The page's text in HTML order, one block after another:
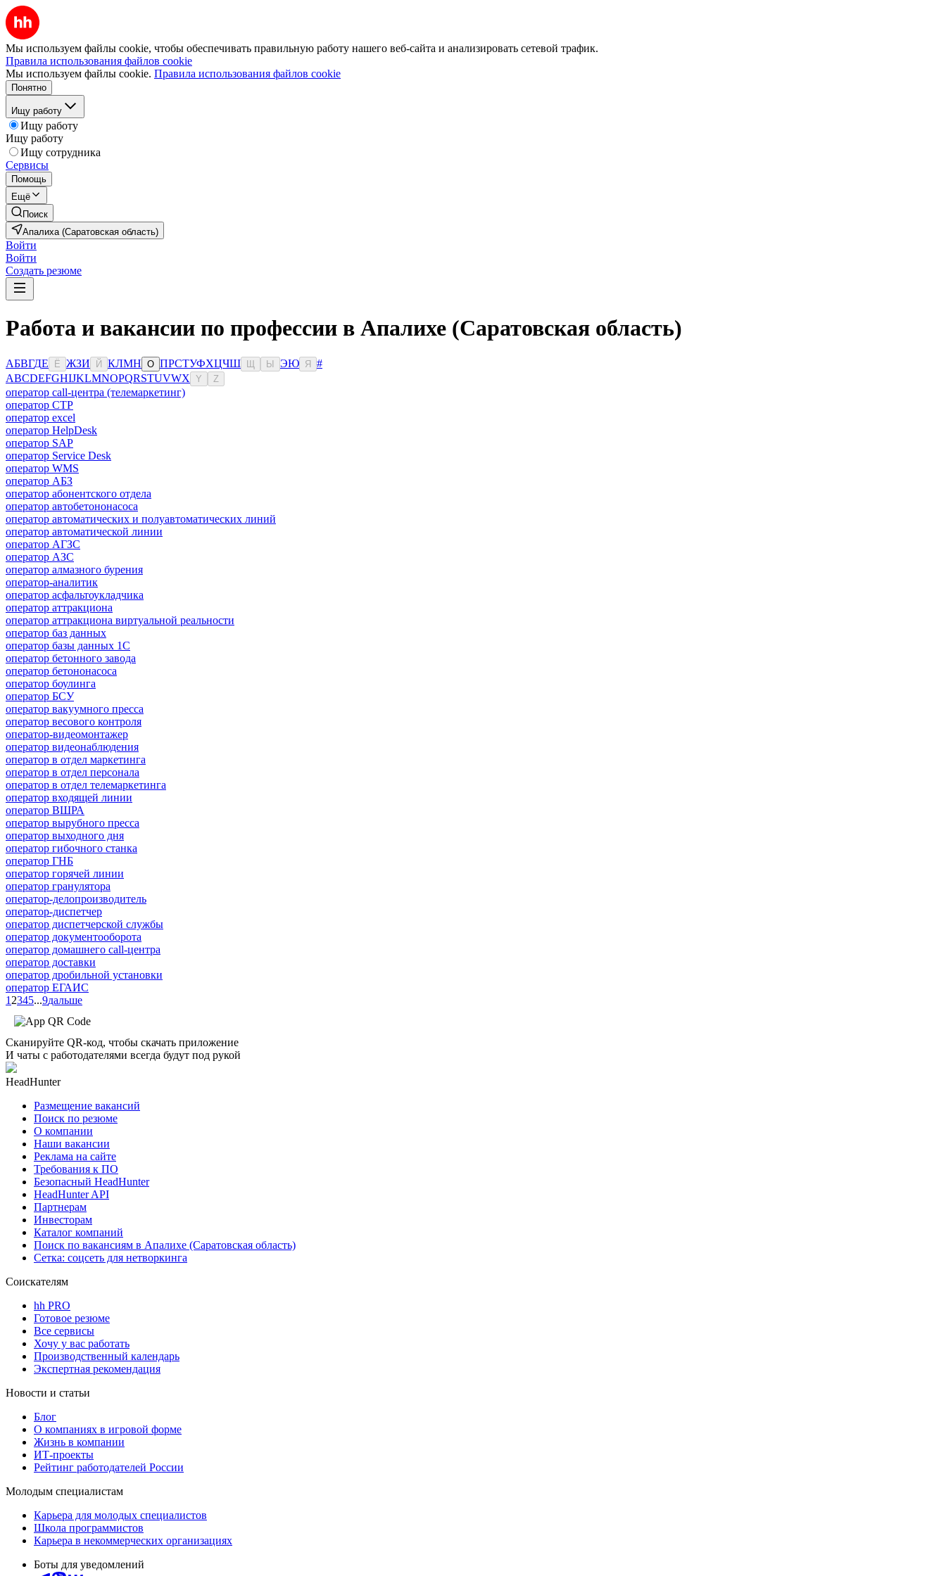
Мы используем файлы cookie, чтобы обеспечивать правильную работу нашего веб-сайта и анализировать сетевой трафик.
Правила использования файлов cookie
Мы используем файлы cookie. Правила использования файлов cookie
Понятно
Ищу работу
Ищу работу
Ищу работу
Ищу сотрудника
Сервисы
Помощь
Ещё
Поиск
Апалиха (Саратовская область)
Войти
Войти
Создать резюме
Работа и вакансии по профессии в Апалихе (Саратовская область)
АБВГДЕ Ё ЖЗИ Й КЛМН О ПРСТУФХЦЧШ Ы ЭЮ Я
#
ABCDEFGHIJKLMNOPQRSTUVWX Y Z
оператор call-центра (телемаркетинг)
оператор CTP
оператор excel
оператор HelpDesk
оператор SAP
оператор Service Desk
оператор WMS
оператор АБЗ
оператор абонентского отдела
оператор автобетононасоса
оператор автоматических и полуавтоматических линий
оператор автоматической линии
оператор АГЗС
оператор АЗС
оператор алмазного бурения
оператор-аналитик
оператор асфальтоукладчика
оператор аттракциона
оператор аттракциона виртуальной реальности
оператор баз данных
оператор базы данных 1С
оператор бетонного завода
оператор бетононасоса
оператор боулинга
оператор БСУ
оператор вакуумного пресса
оператор весового контроля
оператор-видеомонтажер
оператор видеонаблюдения
оператор в отдел маркетинга
оператор в отдел персонала
оператор в отдел телемаркетинга
оператор входящей линии
оператор ВШРА
оператор вырубного пресса
оператор выходного дня
оператор гибочного станка
оператор ГНБ
оператор горячей линии
оператор гранулятора
оператор-делопроизводитель
оператор-диспетчер
оператор диспетчерской службы
оператор документооборота
оператор домашнего call-центра
оператор доставки
оператор дробильной установки
оператор ЕГАИС
1 2345...9дальше
Сканируйте QR-код, чтобы скачать приложение
И чаты с работодателями всегда будут под рукой
HeadHunter
Размещение вакансий
Поиск по резюме
О компании
Наши вакансии
Реклама на сайте
Требования к ПО
Безопасный HeadHunter
HeadHunter API
Партнерам
Инвесторам
Каталог компаний
Поиск по вакансиям в Апалихе (Саратовская область)
Сетка: соцсеть для нетворкинга
Соискателям
hh PRO
Готовое резюме
Все сервисы
Хочу у вас работать
Производственный календарь
Экспертная рекомендация
Новости и статьи
Блог
О компаниях в игровой форме
Жизнь в компании
ИТ-проекты
Рейтинг работодателей России
Молодым специалистам
Карьера для молодых специалистов
Школа программистов
Карьера в некоммерческих организациях
Боты для уведомлений